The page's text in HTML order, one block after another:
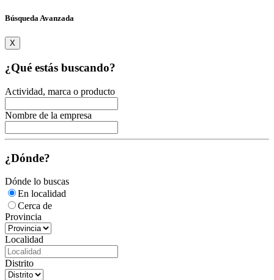
Búsqueda Avanzada
X
¿Qué estás buscando?
Actividad, marca o producto
Nombre de la empresa
¿Dónde?
Dónde lo buscas
En localidad
Cerca de
Provincia
Localidad
Distrito